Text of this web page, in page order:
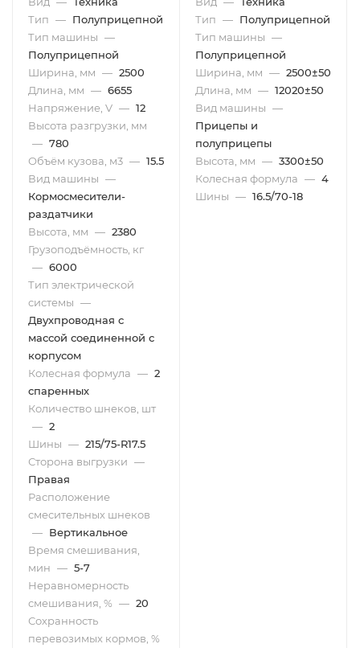
Тип — Полуприцепной
Тип машины —
Полуприцепной
Ширина, мм — 2500
Длина, мм — 6655
Напряжение, V — 12
Высота разгрузки, мм
— 780
Объём кузова, м3 — 15.5
Вид машины —
Кормосмесители-
раздатчики
Высота, мм — 2380
Грузоподъёмность, кг
— 6000
Тип электрической
системы —
Двухпроводная с
массой соединенной с
корпусом
Колесная формула — 2
спаренных
Количество шнеков, шт
— 2
Шины — 215/75-R17.5
Сторона выгрузки —
Правая
Расположение
смесительных шнеков
— Вертикальное
Время смешивания,
мин — 5-7
Неравномерность
смешивания, % — 20
Сохранность
перевозимых кормов, %
Тип — Полуприцепной
Тип машины —
Полуприцепной
Ширина, мм — 2500±50
Длина, мм — 12020±50
Вид машины —
Прицепы и
полуприцепы
Высота, мм — 3300±50
Колесная формула — 4
Шины — 16.5/70-18